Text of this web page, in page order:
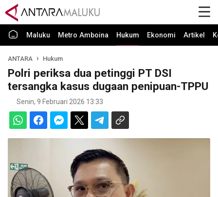
Maluku Metro Amboina Hukum Ekonomi Artikel
ANTARA Hukum
Polri periksa dua petinggi PT DSI
tersangka kasus dugaan penipuan-TPPU
Senin, 9 Februari 2026 13:33